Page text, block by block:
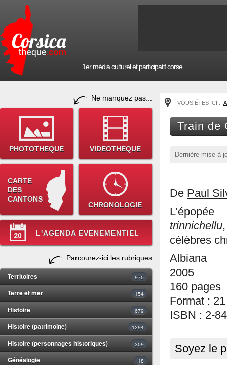
1er média culturel et participatif corse
Ne manquez pas...
PHOTOTHEQUE VIDEOTHEQUE
CARTE
DES
CANTONS
CHRONOLOGIE
L'AGENDA EVENEMENTIEL
Parcourez-ici les rubriques
Territoires 975
Terre et mer 154
Histoire 679
Histoire (patrimoine) 1294
Histoire (personnages historiques) 309
Généalogie 18
VOUS ÊTES ICI :
Train de
Dernière mise à
De Paul
trinnichellu
célèbres
Albiana
2005
160 pages
Format :
ISBN : 2-
Soyez le